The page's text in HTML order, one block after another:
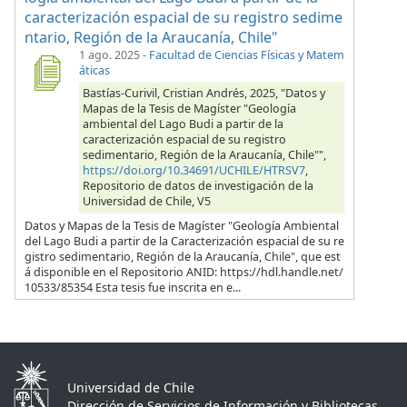
caracterización espacial de su registro sedime
ntario, Región de la Araucanía, Chile"
1 ago. 2025- Facultad de Ciencias Físicas y Matem
áticas
Bastías-Curivil, Cristian Andrés, 2025, "Datos y
Mapas de la Tesis de Magíster "Geología
ambiental del Lago Budi a partir de la
caracterización espacial de su registro
sedimentario, Región de la Araucanía, Chile"",
https://doi.org/10.34691/UCHILE/HTRSV7,
Repositorio de datos de investigación de la
Universidad de Chile, V5
Datos y Mapas de la Tesis de Magíster "Geología Ambiental
del Lago Budi a partir de la Caracterización espacial de su re
gistro sedimentario, Región de la Araucanía, Chile", que est
á disponible en el Repositorio ANID: https://hdl.handle.net/
10533/85354 Esta tesis fue inscrita en e...
Universidad de Chile